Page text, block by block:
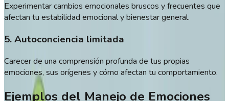
Experimentar cambios emocionales bruscos y frecuentes que
afectan tu estabilidad emocional y bienestar general.
5. Autoconciencia limitada
Carecer de una comprensión profunda de tus propias
emociones, sus orígenes y cómo afectan tu comportamiento.
Ejemplos del Manejo de Emociones